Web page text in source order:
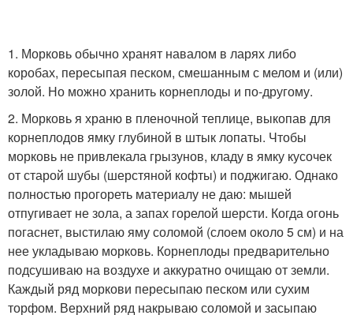
1. Морковь обычно хранят навалом в ларях либо
коробах, пересыпая песком, смешанным с мелом и (или)
золой. Но можно хранить корнеплоды и по-другому.
2. Морковь я храню в пленочной теплице, выкопав для
корнеплодов ямку глубиной в штык лопаты. Чтобы
морковь не привлекала грызунов, кладу в ямку кусочек
от старой шубы (шерстяной кофты) и поджигаю. Однако
полностью прогореть материалу не даю: мышей
отпугивает не зола, а запах горелой шерсти. Когда огонь
погаснет, выстилаю яму соломой (слоем около 5 см) и на
нее укладываю морковь. Корнеплоды предварительно
подсушиваю на воздухе и аккуратно очищаю от земли.
Каждый ряд моркови пересыпаю песком или сухим
торфом. Верхний ряд накрываю соломой и засыпаю